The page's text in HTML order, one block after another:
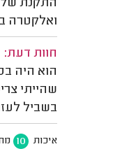
התקנת
ואלקטרה
חוות דעת:
הוא היה
שהייתי
בשביל
איכות 10